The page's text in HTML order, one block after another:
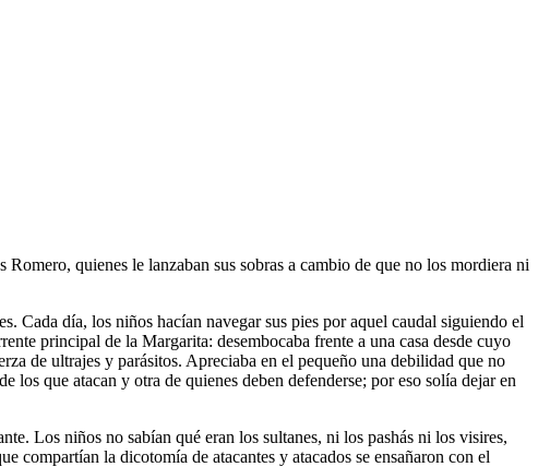
quienes le lanzaban sus sobras a cambio de que no los mordiera ni
Cada día, los niños hacían navegar sus pies por aquel caudal siguiendo el
principal de la Margarita: desembocaba frente a una casa desde cuyo
de ultrajes y parásitos. Apreciaba en el pequeño una debilidad que no
que atacan y otra de quienes deben defenderse; por eso solía dejar en
Los niños no sabían qué eran los sultanes, ni los pashás ni los visires,
compartían la dicotomía de atacantes y atacados se ensañaron con el